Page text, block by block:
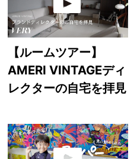
【ルームツアー】
AMERI VINTAGEディ
レクターの自宅を拝見